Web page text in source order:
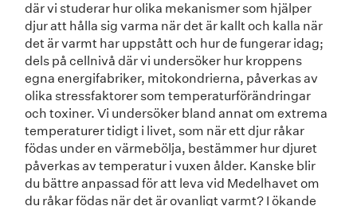
där vi studerar hur olika mekanismer som hjälper
djur att hålla sig varma när det är kallt och kalla när
det är varmt har uppstått och hur de fungerar idag;
dels på cellnivå där vi undersöker hur kroppens
egna energifabriker, mitokondrierna, påverkas av
olika stressfaktorer som temperaturförändringar
och toxiner. Vi undersöker bland annat om extrema
temperaturer tidigt i livet, som när ett djur råkar
födas under en värmebölja, bestämmer hur djuret
påverkas av temperatur i vuxen ålder. Kanske blir
du bättre anpassad för att leva vid Medelhavet om
du råkar födas när det är ovanligt varmt? I ökande